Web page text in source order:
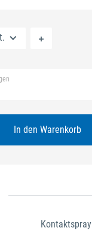
In den Warenkorb
Kontaktspray